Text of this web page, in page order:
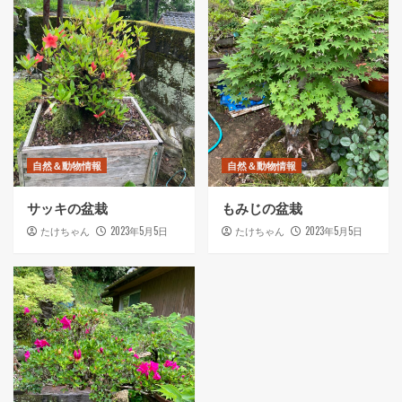
自然＆動物情報
サッキの盆栽
たけちゃん 2023年5月5日
自然＆動物情報
もみじの盆栽
たけちゃん 2023年5月5日